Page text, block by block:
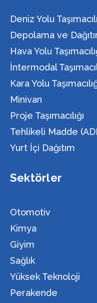
Deniz Yolu
Depolama ve
Hava Yolu
İntermodal
Kara Yolu
Minivan
Proje Taşımacılığı
Tehlikeli Madde
Yurt İçi Dağıtım
Sektörler
Otomotiv
Kimya
Giyim
Sağlık
Yüksek Teknoloji
Perakende